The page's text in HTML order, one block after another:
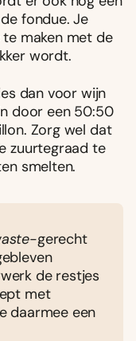
fondue. Je
maken met de
wordt.
dan voor wijn
door een 50:50
Zorg wel dat
zuurtegraad te
smelten.
-gerecht
de restjes
met
daarmee een